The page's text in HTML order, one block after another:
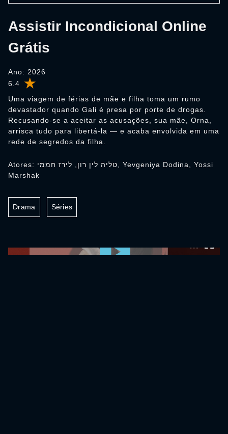
6.4
Assistir Incondicional Online
Grátis
Ano: 2026
Uma viagem de férias de mãe e filha toma um rumo
devastador quando Gali é presa por porte de drogas.
Recusando-se a aceitar as acusações, sua mãe, Orna,
arrisca tudo para libertá-la — e acaba envolvida em uma
rede de segredos da filha.
Atores: טליה לין רון, לירז חממי, Yevgeniya Dodina, Yossi
Marshak
Drama Séries